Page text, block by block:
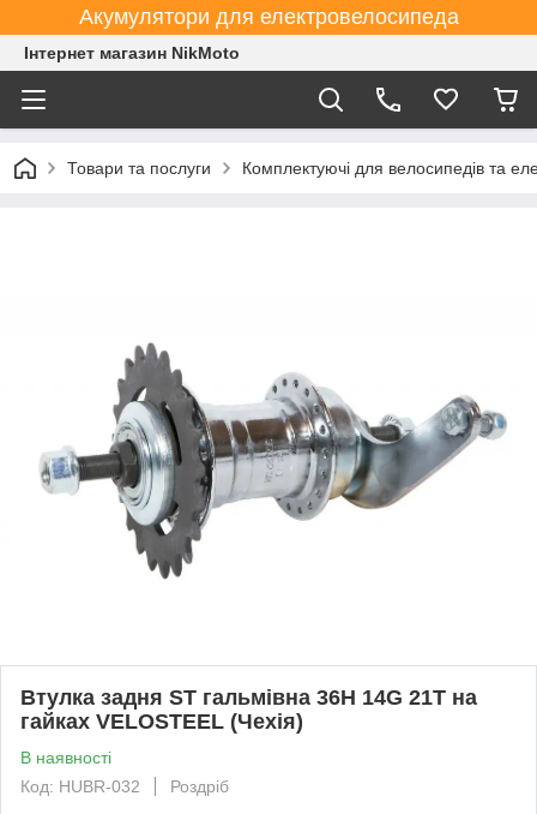
Акумулятори для електровелосипеда
Інтернет магазин NikMoto
Товари та послуги Комплектуючі для велосипедів та
Втулка задня ST гальмівна 36H 14G 21T на
гайках VELOSTEEL (Чехія)
В наявності
Код: HUBR-032
Роздріб